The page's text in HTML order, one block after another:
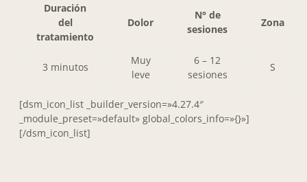
Duración
del
tratamiento
Dolor
N° de
sesiones
Zona
3 minutos
Muy
leve
6 – 12
sesiones
S
[dsm_icon_list _builder_version=»4.27.4″
_module_preset=»default» global_colors_info=»{}»]
[/dsm_icon_list]